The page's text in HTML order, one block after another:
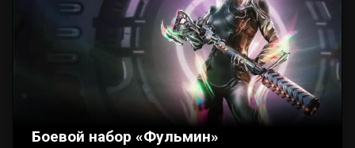
Боевой набор «Фульмин»